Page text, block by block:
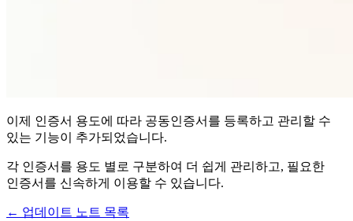
이제 인증서 용도에 따라 공동인증서를 등록하고 관리할 수
있는 기능이 추가되었습니다.
각 인증서를 용도 별로 구분하여 더 쉽게 관리하고, 필요한
인증서를 신속하게 이용할 수 있습니다.
← 업데이트 노트 목록